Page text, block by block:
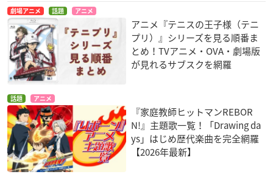
劇場アニメ 話題 アニメ
アニメ『テニスの王子様（テニ
プリ）』シリーズを見る順番ま
とめ！TVアニメ・OVA・劇場版
が見れるサブスクを網羅
話題 アニメ
『家庭教師ヒットマンREBOR
N!』主題歌一覧！「Drawing da
ys」はじめ歴代楽曲を完全網羅
【2026年最新】